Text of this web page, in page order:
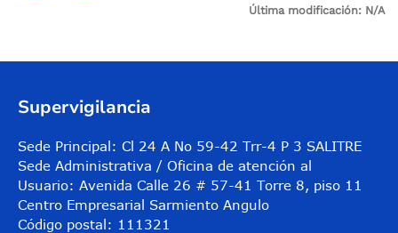
Última modificación: N/A
Supervigilancia
Sede Principal: Cl 24 A No 59-42 Trr-4 P 3 SALITRE
Sede Administrativa / Oficina de atención al
Usuario: Avenida Calle 26 # 57-41 Torre 8, piso 11
Centro Empresarial Sarmiento Angulo
Código postal: 111321